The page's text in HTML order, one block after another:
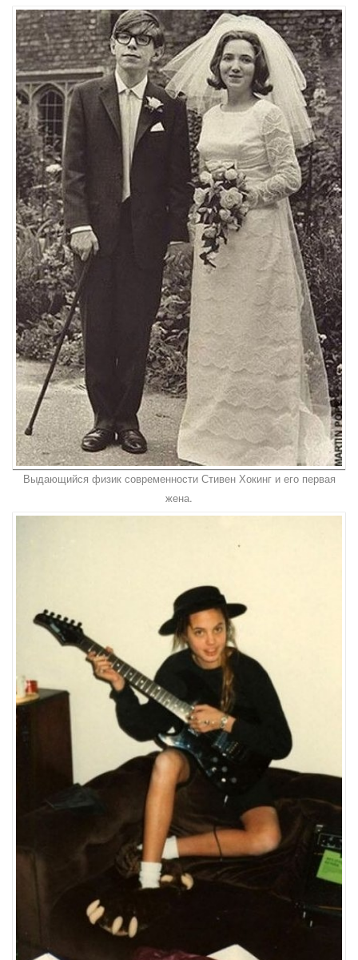
Выдающийся физик современности Стивен Хокинг и его первая
жена.